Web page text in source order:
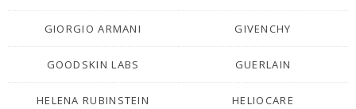
GIORGIO ARMANI GIVENCHY
GOODSKIN LABS GUERLAIN
HELENA RUBINSTEIN HELIOCARE